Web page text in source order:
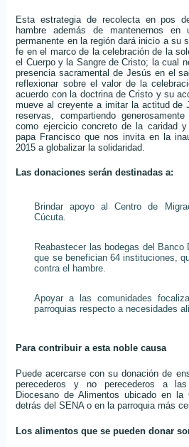
Esta estrategia de recolecta en pos
hambre además de mantenernos en
permanente en la región dará inicio a su
fe en el marco de la celebración de la
el Cuerpo y la Sangre de Cristo; la cual
presencia sacramental de Jesús en el
reflexionar sobre el valor de la
acuerdo con la doctrina de Cristo y su
mueve al creyente a imitar la actitud de
reservas, compartiendo
como ejercicio concreto de la caridad
papa Francisco que nos invita en la
2015 a globalizar la solidaridad.
Las donaciones serán destinadas a:
Brindar apoyo al Centro de
Cúcuta.
Reabastecer las bodegas del Banco
que se benefician 64 instituciones,
contra el hambre.
Apoyar a las comunidades
parroquias respecto a necesidades
Para contribuir a esta noble causa
Puede acercarse con su donación de
perecederos y no perecederos a
Diocesano de Alimentos ubicado en la
detrás del SENA o en la parroquia más
Los alimentos que se pueden donar